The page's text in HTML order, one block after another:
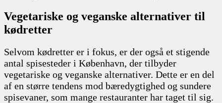
Vegetariske og veganske alternativer til
kødretter
Selvom kødretter er i fokus, er der også et stigende
antal spisesteder i København, der tilbyder
vegetariske og veganske alternativer. Dette er en del
af en større tendens mod bæredygtighed og sundere
spisevaner, som mange restauranter har taget til sig.